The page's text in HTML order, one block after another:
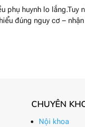
phụ huynh lo lắng.Tuy
đúng nguy cơ –
CHUYÊN
Nội khoa